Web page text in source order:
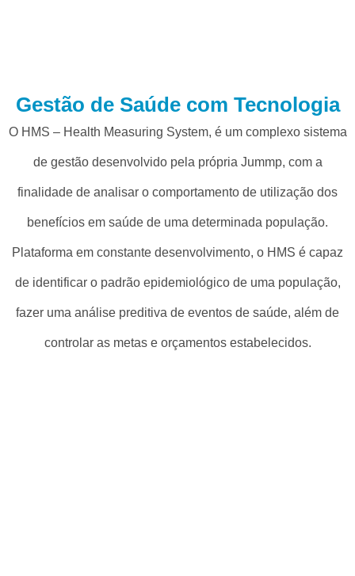
Gestão de Saúde com Tecnologia
O HMS – Health Measuring System, é um complexo sistema
de gestão desenvolvido pela própria Jummp, com a
finalidade de analisar o comportamento de utilização dos
benefícios em saúde de uma determinada população.
Plataforma em constante desenvolvimento, o HMS é capaz
de identificar o padrão epidemiológico de uma população,
fazer uma análise preditiva de eventos de saúde, além de
controlar as metas e orçamentos estabelecidos.